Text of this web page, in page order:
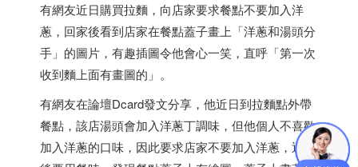
有網友近日購買拉麵，向店家要求餐點不要加入洋
蔥，回家後看到店家在餐點蓋子畫上「洋蔥和湯頭分
手」的圖片，有趣插圖令他會心一笑，直呼「第一次
收到麵上面有畫圖的」。
有網友在論壇Dcard發文分享，他近日到拉麵點外帶
餐點，該店湯頭會加入洋蔥丁調味，但他個人不喜歡
加入洋蔥的口味，因此要求店家不要加入洋蔥，返家